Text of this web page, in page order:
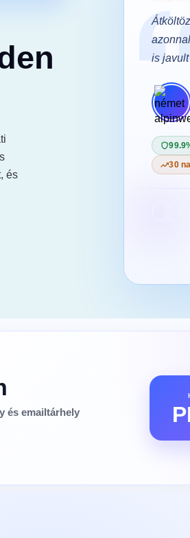
és
nem volt ilyen
ügyfélszolgálat
is
30
és emailtárhely